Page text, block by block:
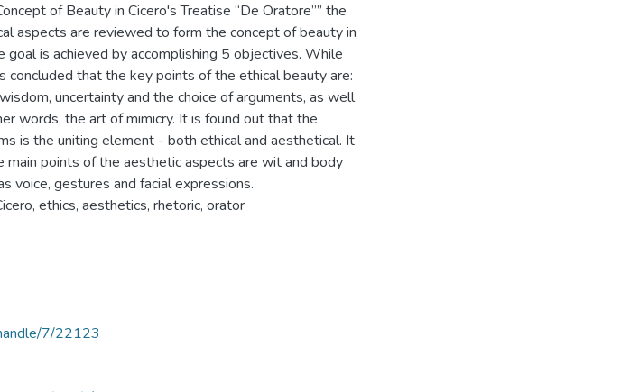
of Beauty in Cicero's Treatise “De Oratore”” the
aspects are reviewed to form the concept of beauty in
goal is achieved by accomplishing 5 objectives. While
concluded that the key points of the ethical beauty are:
uncertainty and the choice of arguments, as well
words, the art of mimicry. It is found out that the
is the uniting element - both ethical and aesthetical. It
main points of the aesthetic aspects are wit and body
voice, gestures and facial expressions.
ethics, aesthetics, rhetoric, orator
7/22123